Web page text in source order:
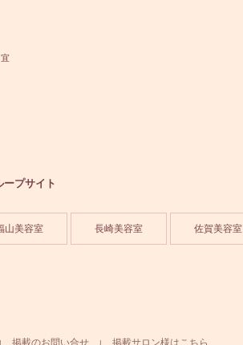
ープサイト
山美容室 長崎美容室 佐賀美容室
掲載のお問い合せ 掲載サロン様はこちら